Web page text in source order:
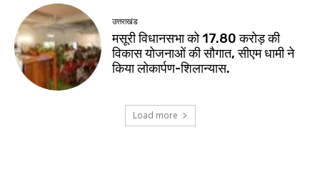
उत्तराखंड
मसूरी विधानसभा को 17.80 करोड़ की
विकास योजनाओं की सौगात, सीएम धामी ने
किया लोकार्पण-शिलान्यास.
Load more